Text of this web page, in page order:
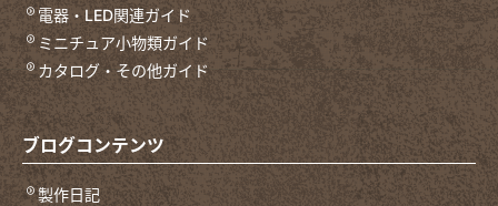
電器・LED関連ガイド
ミニチュア小物類ガイド
カタログ・その他ガイド
ブログコンテンツ
製作日記